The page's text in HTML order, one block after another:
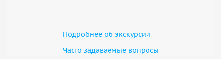
Подробнее об экскурсии
Часто задаваемые вопросы